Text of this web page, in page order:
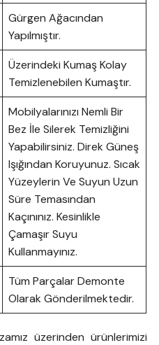
Gürgen Ağacından
Yapılmıştır.
Üzerindeki Kumaş Kolay
Temizlenebilen Kumaştır.
Mobilyalarınızı Nemli Bir
Bez İle Silerek Temizliğini
Yapabilirsiniz. Direk Güneş
Işığından Koruyunuz. Sıcak
Yüzeylerin Ve Suyun Uzun
Süre Temasından
Kaçınınız. Kesinlikle
Çamaşır Suyu
Kullanmayınız.
Tüm Parçalar Demonte
Olarak Gönderilmektedir.
üzerinden ürünlerimizi